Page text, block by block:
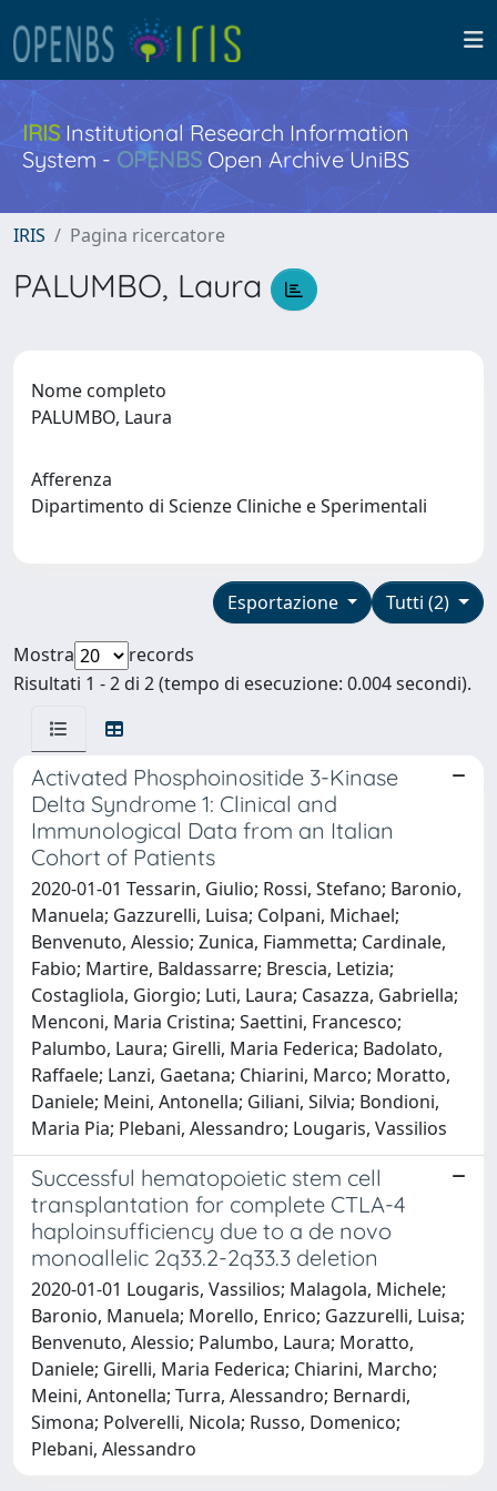
IRISInstitutional Research Information
System - OPENBS Open Archive UniBS
IRIS Pagina ricercatore
PALUMBO, Laura
Nome completo
PALUMBO, Laura
Afferenza
Dipartimento di Scienze Cliniche e Sperimentali
Tutti (2)
Esportazione
Mostra
records
Risultati 1 - 2 di 2 (tempo di esecuzione: 0.004 secondi).
Activated Phosphoinositide 3-Kinase
Delta Syndrome 1: Clinical and
Immunological Data from an Italian
Cohort of Patients
2020-01-01 Tessarin, Giulio; Rossi, Stefano; Baronio,
Manuela; Gazzurelli, Luisa; Colpani, Michael;
Benvenuto, Alessio; Zunica, Fiammetta; Cardinale,
Fabio; Martire, Baldassarre; Brescia, Letizia;
Costagliola, Giorgio; Luti, Laura; Casazza, Gabriella;
Menconi, Maria Cristina; Saettini, Francesco;
Palumbo, Laura; Girelli, Maria Federica; Badolato,
Raffaele; Lanzi, Gaetana; Chiarini, Marco; Moratto,
Daniele; Meini, Antonella; Giliani, Silvia; Bondioni,
Maria Pia; Plebani, Alessandro; Lougaris, Vassilios
Successful hematopoietic stem cell
transplantation for complete CTLA-4
haploinsufficiency due to a de novo
monoallelic 2q33.2-2q33.3 deletion
2020-01-01 Lougaris, Vassilios; Malagola, Michele;
Baronio, Manuela; Morello, Enrico; Gazzurelli, Luisa;
Benvenuto, Alessio; Palumbo, Laura; Moratto,
Daniele; Girelli, Maria Federica; Chiarini, Marcho;
Meini, Antonella; Turra, Alessandro; Bernardi,
Simona; Polverelli, Nicola; Russo, Domenico;
Plebani, Alessandro